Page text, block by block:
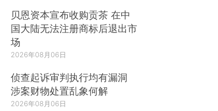
贝恩资本宣布收购贡茶 在中
国大陆无法注册商标后退出市
场
2026年08月06日
侦查起诉审判执行均有漏洞
涉案财物处置乱象何解
2026年08月06日